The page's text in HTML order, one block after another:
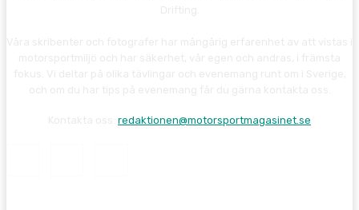
redaktionen@motorsportmagasinet.se